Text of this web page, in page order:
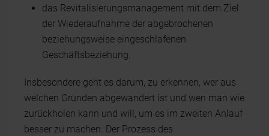
das Revitalisierungsmanagement mit dem Ziel
der Wiederaufnahme der abgebrochenen
beziehungsweise eingeschlafenen
Geschäftsbeziehung.
Insbesondere geht es darum, zu erkennen, wer aus
welchen Gründen abgewandert ist und wen man wie
zurückholen kann und will, um es im zweiten Anlauf
besser zu machen. Der Prozess des